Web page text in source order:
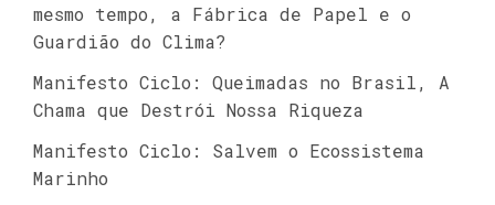
mesmo tempo, a Fábrica de Papel e o
Guardião do Clima?
Manifesto Ciclo: Queimadas no Brasil, A
Chama que Destrói Nossa Riqueza
Manifesto Ciclo: Salvem o Ecossistema
Marinho